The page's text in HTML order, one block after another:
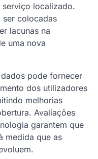
localizado.
ser colocadas
lacunas na
uma nova
pode fornecer
dos utilizadores
melhorias
Avaliações
garantem que
medida que as